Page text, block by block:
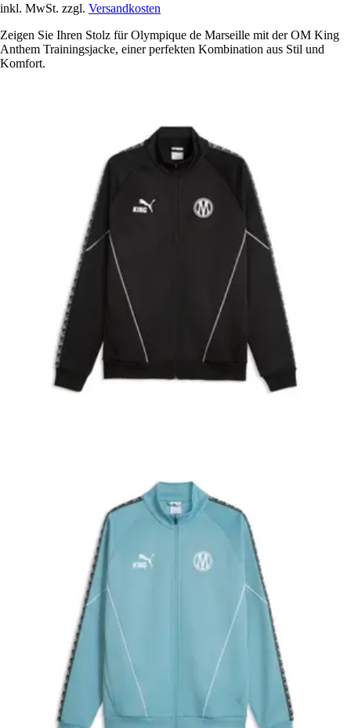
inkl. MwSt. zzgl. Versandkosten
Zeigen Sie Ihren Stolz für Olympique de Marseille mit der OM King
Anthem Trainingsjacke, einer perfekten Kombination aus Stil und
Komfort.